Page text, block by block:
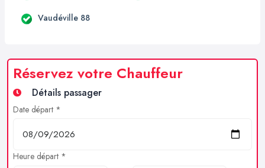
Vaudéville 88
Réservez votre Chauffeur
Détails passager
Date départ *
Heure départ *